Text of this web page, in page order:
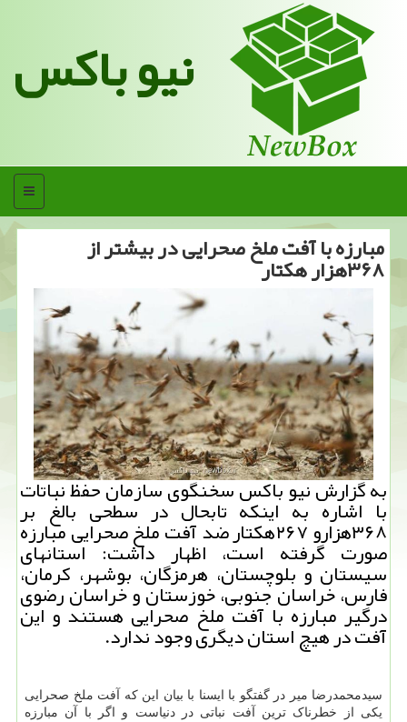
نیو باکس
منو
مبارزه با آفت ملخ صحرایی در بیشتر از
۳۶۸هزار هكتار
به گزارش نیو باكس سخنگوی سازمان حفظ نباتات
با اشاره به اینكه تابحال در سطحی بالغ بر
۳۶۸هزارو ۲۶۷هكتار ضد آفت ملخ صحرایی مبارزه
صورت گرفته است، اظهار داشت: استانهای
سیستان و بلوچستان، هرمزگان، بوشهر، كرمان،
فارس، خراسان جنوبی، خوزستان و خراسان رضوی
درگیر مبارزه با آفت ملخ صحرایی هستند و این
آفت در هیچ استان دیگری وجود ندارد.
سیدمحمدرضا میر در گفتگو با ایسنا با بیان این که آفت ملخ صحرایی
یکی از خطرناک ترین آفت نباتی در دنیاست و اگر با آن مبارزه